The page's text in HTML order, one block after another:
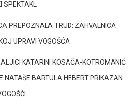
SPEKTAKL
PREPOZNALA TRUD: ZAHVALNICA
UPRAVI VOGOŠĆA
KATARINI KOSAČA-KOTROMANIĆ
NATAŠE BARTULA HEBERT PRIKAZAN